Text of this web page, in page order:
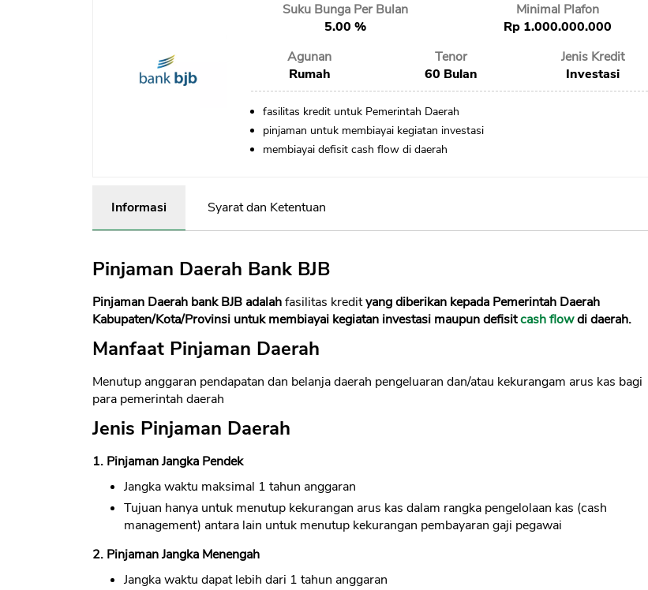
Suku Bunga Per Bulan
5.00 %
Minimal Plafon
Rp 1.000.000.000
Agunan
Rumah
Tenor
60 Bulan
Jenis Kredit
Investasi
fasilitas kredit untuk Pemerintah Daerah
pinjaman untuk membiayai kegiatan investasi
membiayai defisit cash flow di daerah
Informasi Syarat dan Ketentuan
Pinjaman Daerah Bank BJB
Pinjaman Daerah bank BJB adalahfasilitas kredityang diberikan kepada Pemerintah Daerah
Kabupaten/Kota/Provinsi untuk membiayai kegiatan investasi maupun defisitcash flowdi daerah.
Manfaat Pinjaman Daerah
Menutup anggaran pendapatan dan belanja daerah pengeluaran dan/atau kekurangam arus kas bagi
para pemerintah daerah
Jenis Pinjaman Daerah
1. Pinjaman Jangka Pendek
Jangka waktu maksimal 1 tahun anggaran
Tujuan hanya untuk menutup kekurangan arus kas dalam rangka pengelolaan kas (cash
management) antara lain untuk menutup kekurangan pembayaran gaji pegawai
2. Pinjaman Jangka Menengah
Jangka waktu dapat lebih dari 1 tahun anggaran